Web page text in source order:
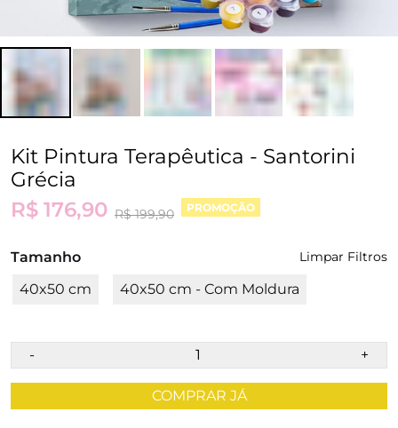
Kit Pintura Terapêutica - Santorini
Grécia
R$ 176,90 R$ 199,90 PROMOÇÃO
Tamanho Limpar Filtros
40x50 cm 40x50 cm - Com Moldura
- +
COMPRAR JÁ